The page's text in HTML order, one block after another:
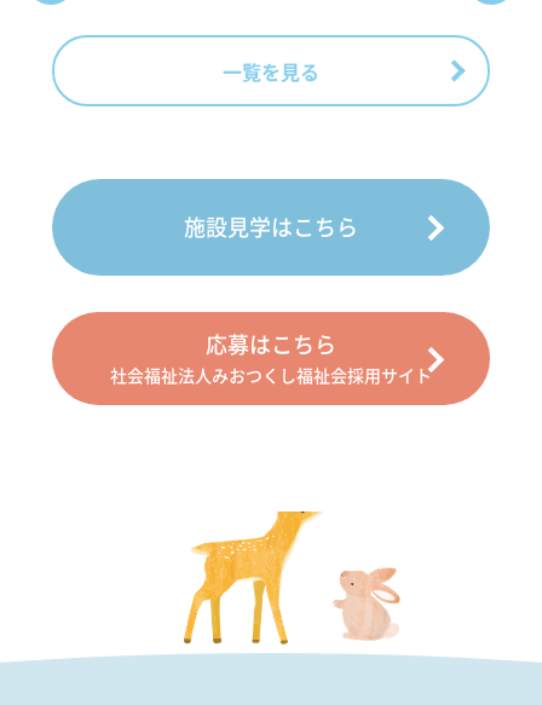
一覧を見る
施設見学はこちら
応募はこちら
社会福祉法人みおつくし福祉会採用サイト